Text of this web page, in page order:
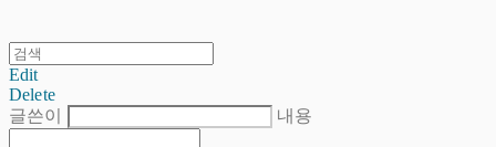
Edit
Delete
글쓴이
내용